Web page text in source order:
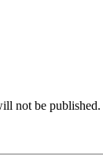
not be published.